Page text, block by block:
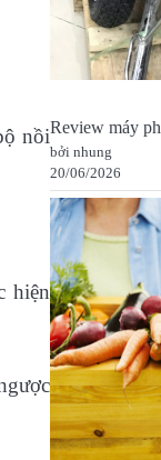
nồi
hiện
Review máy
bởi nhung
20/06/2026